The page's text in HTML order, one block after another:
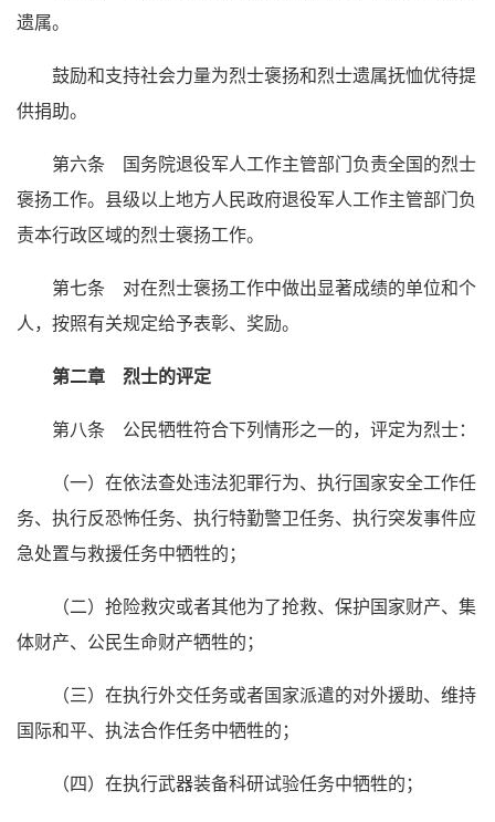
遗属。
鼓励和支持社会力量为烈士褒扬和烈士遗属抚恤优待提
供捐助。
第六条 国务院退役军人工作主管部门负责全国的烈士
褒扬工作。县级以上地方人民政府退役军人工作主管部门负
责本行政区域的烈士褒扬工作。
第七条 对在烈士褒扬工作中做出显著成绩的单位和个
人，按照有关规定给予表彰、奖励。
第二章 烈士的评定
第八条 公民牺牲符合下列情形之一的，评定为烈士：
（一）在依法查处违法犯罪行为、执行国家安全工作任
务、执行反恐怖任务、执行特勤警卫任务、执行突发事件应
急处置与救援任务中牺牲的；
（二）抢险救灾或者其他为了抢救、保护国家财产、集
体财产、公民生命财产牺牲的；
（三）在执行外交任务或者国家派遣的对外援助、维持
国际和平、执法合作任务中牺牲的；
（四）在执行武器装备科研试验任务中牺牲的；